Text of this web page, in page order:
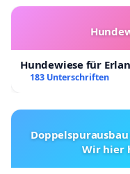
Hundewiese für
183 Unterschriften
Wir hier